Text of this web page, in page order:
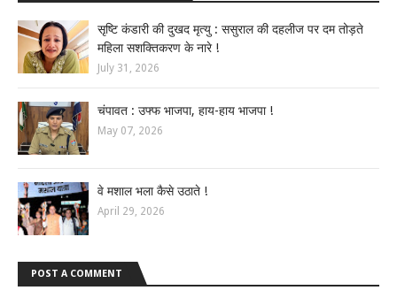
सृष्टि कंडारी की दुखद मृत्यु : ससुराल की दहलीज पर दम तोड़ते
महिला सशक्तिकरण के नारे !
July 31, 2026
चंपावत : उफ्फ भाजपा, हाय-हाय भाजपा !
May 07, 2026
वे मशाल भला कैसे उठाते !
April 29, 2026
POST A COMMENT